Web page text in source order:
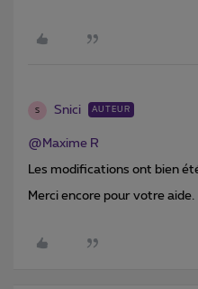
S Snici AUTEUR
@Maxime R
Les modifications ont bien
Merci encore pour votre aide.